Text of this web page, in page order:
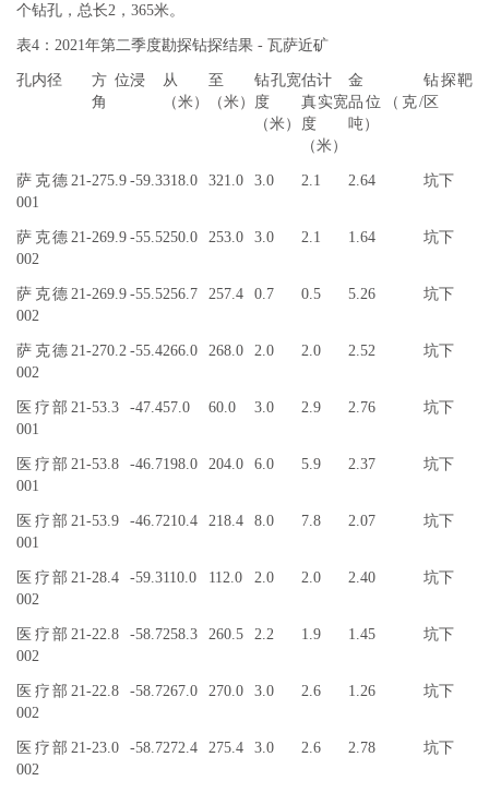
个钻孔，总长2，365米。
表4：2021年第二季度勘探钻探结果 - 瓦萨近矿
孔内径
方位
角
浸
从
（米）
至
（米）
钻孔宽
度
（米）
估计
真实宽
度
（米）
金
品位（克/
吨）
钻探靶
区
萨克德21-
001
275.9 -59.3318.0 321.0 3.0 2.1 2.64 坑下
萨克德21-
002
269.9 -55.5250.0 253.0 3.0 2.1 1.64 坑下
萨克德21-
002
269.9 -55.5256.7 257.4 0.7 0.5 5.26 坑下
萨克德21-
002
270.2 -55.4266.0 268.0 2.0 2.0 2.52 坑下
医疗部21-
001
53.3 -47.457.0 60.0 3.0 2.9 2.76 坑下
医疗部21-
001
53.8 -46.7198.0 204.0 6.0 5.9 2.37 坑下
医疗部21-
001
53.9 -46.7210.4 218.4 8.0 7.8 2.07 坑下
医疗部21-
002
28.4 -59.3110.0 112.0 2.0 2.0 2.40 坑下
医疗部21-
002
22.8 -58.7258.3 260.5 2.2 1.9 1.45 坑下
医疗部21-
002
22.8 -58.7267.0 270.0 3.0 2.6 1.26 坑下
医疗部21-
002
23.0 -58.7272.4 275.4 3.0 2.6 2.78 坑下